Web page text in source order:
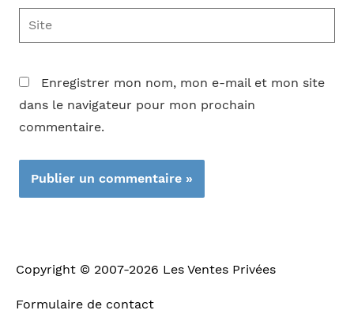
Site
Enregistrer mon nom, mon e-mail et mon site
dans le navigateur pour mon prochain
commentaire.
Copyright © 2007-2026 Les Ventes Privées
Formulaire de contact